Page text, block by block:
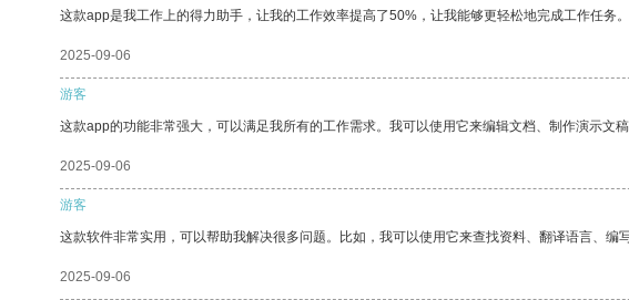
这款app是我工作上的得力助手，让我的工作效率提高了50%，让我能够更轻松地完成工作任务。
2025-09-06
游客
这款app的功能非常强大，可以满足我所有的工作需求。我可以使用它来编辑文档、制作演示文稿
2025-09-06
游客
这款软件非常实用，可以帮助我解决很多问题。比如，我可以使用它来查找资料、翻译语言、编写
2025-09-06